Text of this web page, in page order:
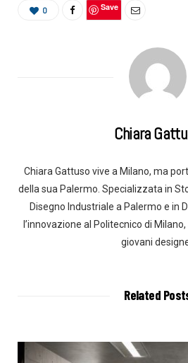
0 Save
Chiara
Chiara Gattuso vive a Milano, ma
della sua Palermo. Specializzata in
Disegno Industriale a Palermo e in
l’innovazione al Politecnico di
giovani
Related